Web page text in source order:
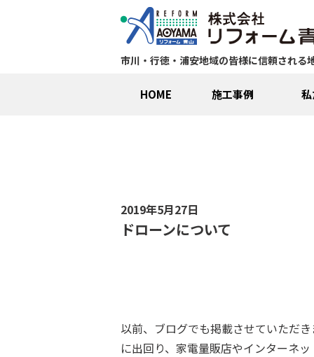
市川・行徳・浦安地域の皆様に信頼される
HOME 施工事例
2019年5月27日
ドローンについて
以前、ブログでも掲載させていただ
に出回り、家電量販店やインターネ